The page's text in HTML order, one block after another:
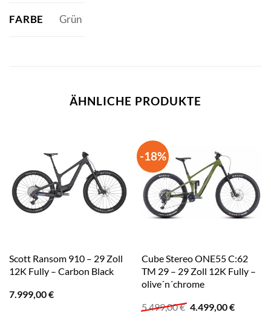
FARBE Grün
ÄHNLICHE PRODUKTE
Scott Ransom 910 – 29 Zoll
12K Fully – Carbon Black
7.999,00€
-18%
Cube Stereo ONE55 C:62
TM 29 – 29 Zoll 12K Fully –
olive´n´chrome
5.499,00€ Ursprünglicher
4.499,00€